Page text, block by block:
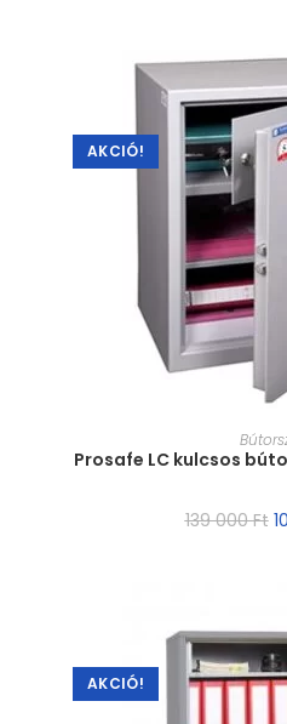
AKCIÓ!
MÉRET
Prosafe LC kulcsos
139 000Ft
AKCIÓ!